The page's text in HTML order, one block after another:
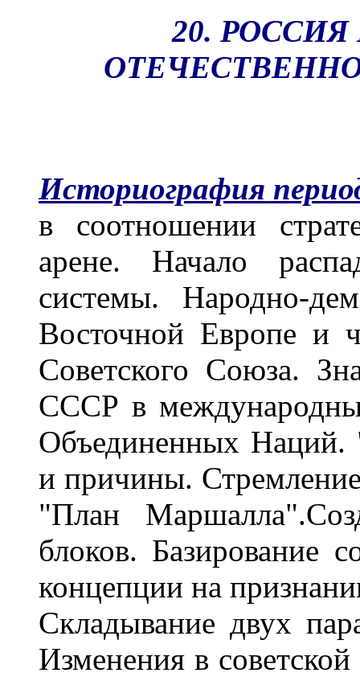
20.
Историография
в соотношении
арене. Начало
системы. Народно-
Восточной Европе и
Советского Союза.
СССР в
Объединенных Наций.
и причины.
"План
блоков. Базирование
концепции на
Складывание двух
Изменения в